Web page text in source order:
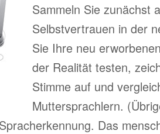
Sammeln Sie zunächst
Selbstvertrauen in der
Sie Ihre neu
der Realität testen,
Stimme auf und
Muttersprachlern.
Das